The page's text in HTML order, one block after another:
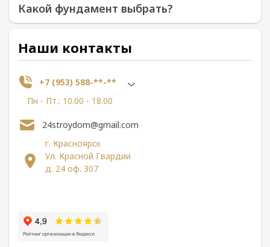
Какой фундамент выбрать?
Наши контакты
+7 (953) 588-**-**
Пн - Пт.: 10.00 - 18.00
г. Красноярск
Ул. Красной Гвардии
д. 24 оф. 307
24stroydom@gmail.com